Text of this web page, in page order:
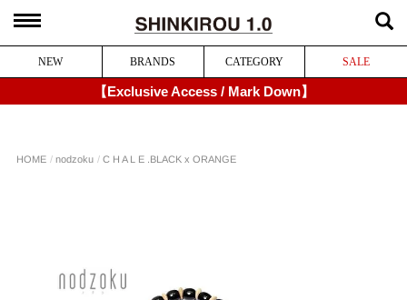
NEW BRANDS CATEGORY SALE
【Exclusive Access / Mark Down】
HOME nodzoku C H A L E . BLACK x ORANGE